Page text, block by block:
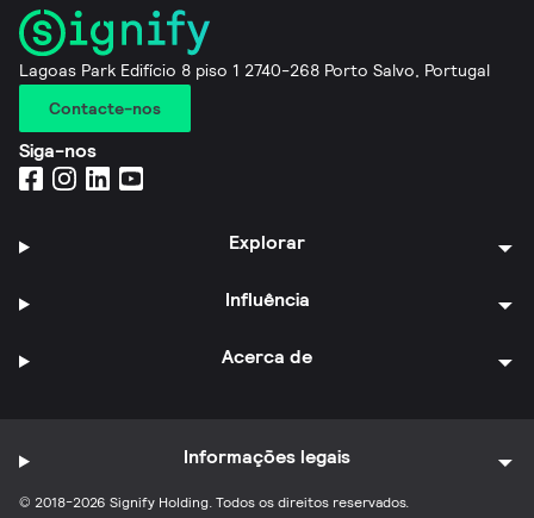
Lagoas Park Edifício 8 piso 1 2740-268 Porto Salvo, Portugal
Contacte-nos
Siga-nos
Explorar
Influência
Acerca de
© 2018-2026 Signify Holding. Todos os direitos reservados.
Informações legais